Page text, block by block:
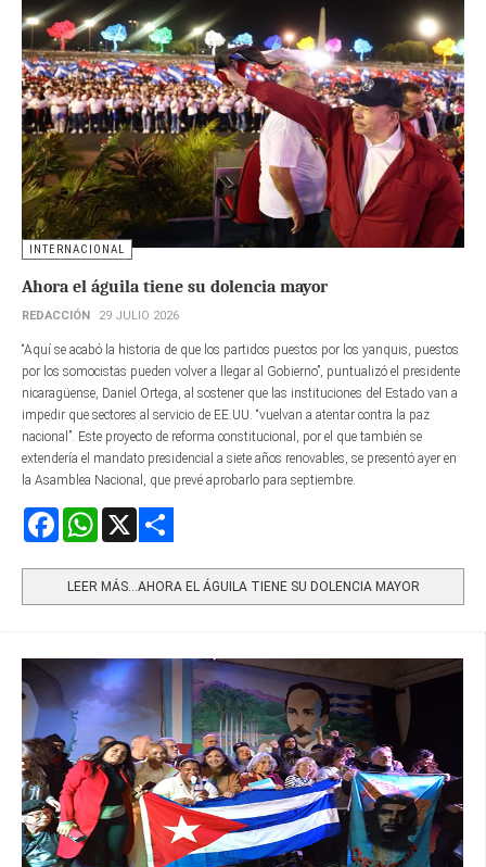
INTERNACIONAL
Ahora el águila tiene su dolencia mayor
REDACCIÓN 29 JULIO 2026
“Aquí se acabó la historia de que los partidos puestos por los yanquis, puestos
por los somocistas pueden volver a llegar al Gobierno”, puntualizó el presidente
nicaragüense, Daniel Ortega, al sostener que las instituciones del Estado van a
impedir que sectores al servicio de EE.UU. “vuelvan a atentar contra la paz
nacional”. Este proyecto de reforma constitucional, por el que también se
extendería el mandato presidencial a siete años renovables, se presentó ayer en
la Asamblea Nacional, que prevé aprobarlo para septiembre.
FacebookWhatsApp
LEER MÁS…AHORA EL ÁGUILA TIENE SU DOLENCIA MAYOR